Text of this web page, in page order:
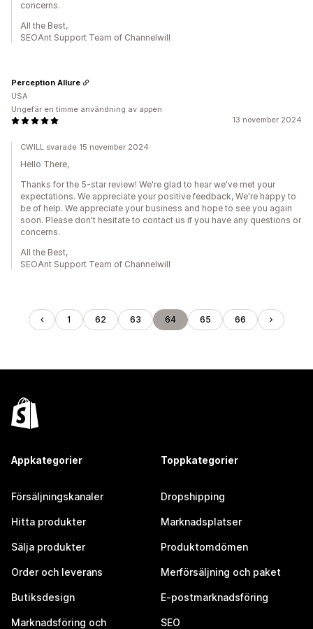
concerns.
All the Best,
SEOAnt Support Team of Channelwill
13 november 2024
Perception Allure
USA
Ungefär en timme användning av appen
CWILL svarade 15 november 2024
Hello There,
Thanks for the 5-star review! We're glad to hear we've met your
expectations. We appreciate your positive feedback, We're happy to
be of help. We appreciate your business and hope to see you again
soon. Please don't hesitate to contact us if you have any questions or
concerns.
All the Best,
SEOAnt Support Team of Channelwill
1 62 63 64 65 66
Appkategorier
Försäljningskanaler
Hitta produkter
Sälja produkter
Order och leverans
Butiksdesign
Marknadsföring och
Toppkategorier
Dropshipping
Marknadsplatser
Produktomdömen
Merförsäljning och paket
E-postmarknadsföring
SEO